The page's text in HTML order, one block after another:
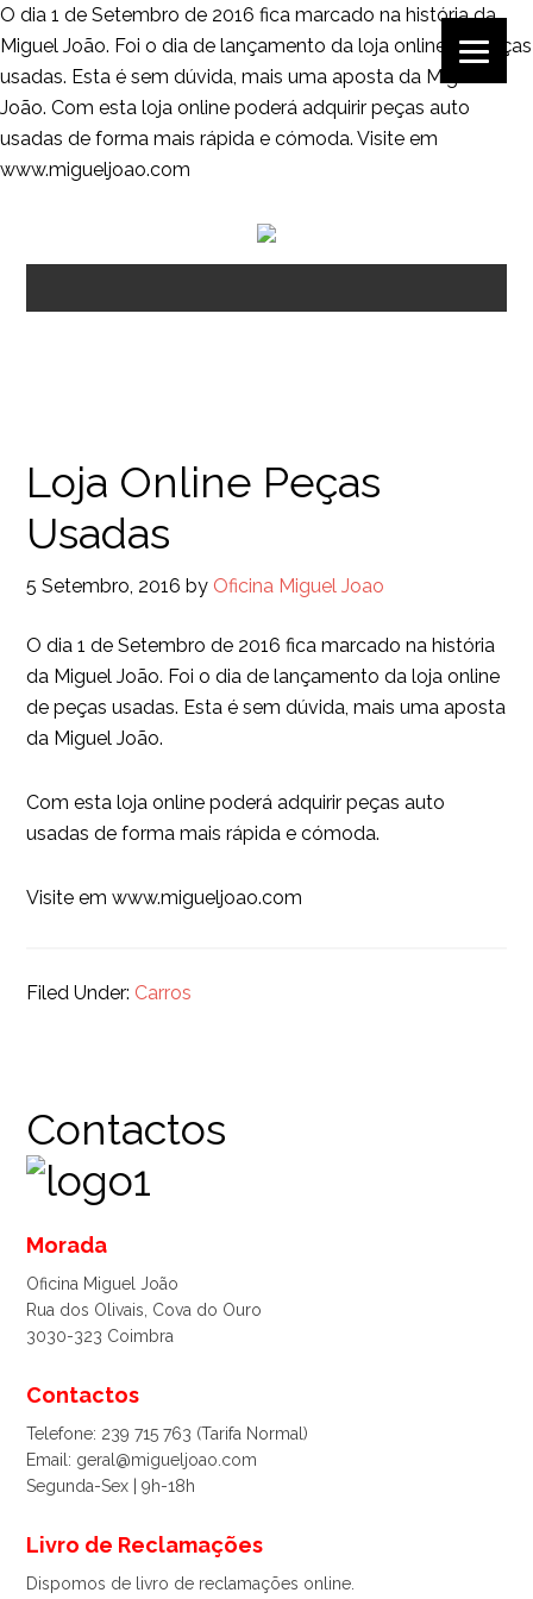
O dia 1 de Setembro de 2016 fica marcado na história da
Miguel João. Foi o dia de lançamento da loja online de peças
usadas. Esta é sem dúvida, mais uma aposta da Miguel
João. Com esta loja online poderá adquirir peças auto
usadas de forma mais rápida e cómoda. Visite em
www.migueljoao.com
Loja Online Peças
Usadas
5 Setembro, 2016 by Oficina Miguel Joao
O dia 1 de Setembro de 2016 fica marcado na história
da Miguel João. Foi o dia de lançamento da loja online
de peças usadas. Esta é sem dúvida, mais uma aposta
da Miguel João.
Com esta loja online poderá adquirir peças auto
usadas de forma mais rápida e cómoda.
Visite em www.migueljoao.com
Filed Under: Carros
Contactos
Morada
Oficina Miguel João
Rua dos Olivais, Cova do Ouro
3030-323 Coimbra
Contactos
Telefone: 239 715 763 (Tarifa Normal)
Email: geral@migueljoao.com
Segunda-Sex | 9h-18h
Livro de Reclamações
Dispomos de livro de reclamações online.